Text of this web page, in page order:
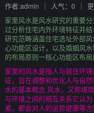
作者:admin 人气：0
家里风水是风水研究的重要
过分析住宅内外环境特征并
研究范畴涵盖住宅选址外部
心功能区设计，以及婚姻风
的布局原则一核心功能区布局
家里的风水是指人与居住环
征，旨在调整和优化人与自
水的基本概念 风水，又称堪
与环境之间的相互关系它认
素，都会对人的运势健康等方